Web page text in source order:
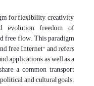
for flexibility, creativity,
evolution, freedom of
free flow. This paradigm
free Internet" and refers
applications, as well as a
a common transport
and cultural goals.